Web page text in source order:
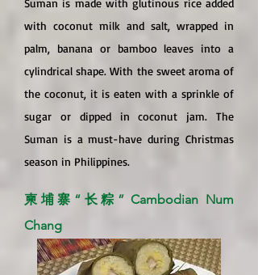
Suman is made with glutinous rice added
with coconut milk and salt, wrapped in
palm, banana or bamboo leaves into a
cylindrical shape. With the sweet aroma of
the coconut, it is eaten with a sprinkle of
sugar or dipped in coconut jam. The
Suman is a must-have during Christmas
season in Philippines.
柬埔寨“长粽” Cambodian Num
Chang